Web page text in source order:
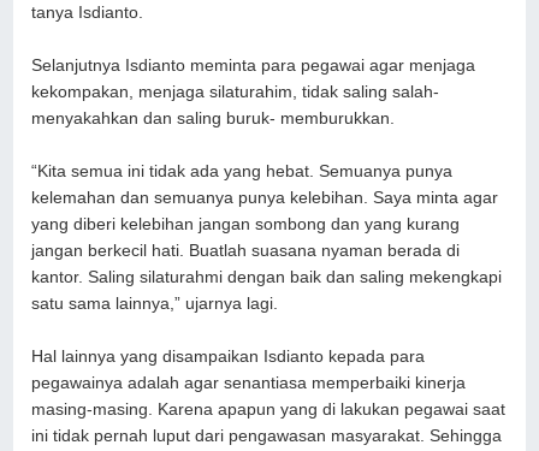
tanya Isdianto.
Selanjutnya Isdianto meminta para pegawai agar menjaga
kekompakan, menjaga silaturahim, tidak saling salah-
menyakahkan dan saling buruk- memburukkan.
“Kita semua ini tidak ada yang hebat. Semuanya punya
kelemahan dan semuanya punya kelebihan. Saya minta agar
yang diberi kelebihan jangan sombong dan yang kurang
jangan berkecil hati. Buatlah suasana nyaman berada di
kantor. Saling silaturahmi dengan baik dan saling mekengkapi
satu sama lainnya,” ujarnya lagi.
Hal lainnya yang disampaikan Isdianto kepada para
pegawainya adalah agar senantiasa memperbaiki kinerja
masing-masing. Karena apapun yang di lakukan pegawai saat
ini tidak pernah luput dari pengawasan masyarakat. Sehingga